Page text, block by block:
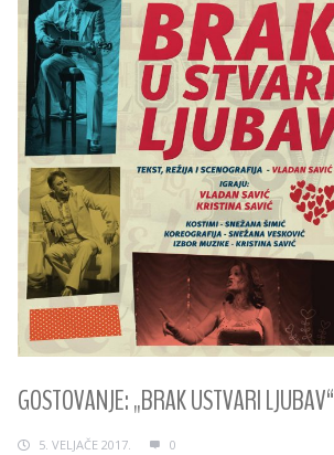
GOSTOVANJE: „BRAK USTVARI LJUBAV“
5. VELJAČE 2017. 0